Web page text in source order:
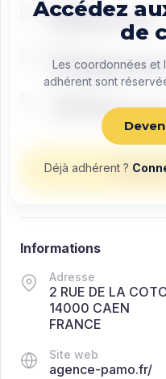
Fonction
Managing director
+33 0 00 00 00
Accédez
de
Les coordonnées et
adhérent sont
Déjà adhérent ?
Informations
Adresse
2 RUE DE LA
14000 CAEN
FRANCE
Site web
agence-pamo.fr/